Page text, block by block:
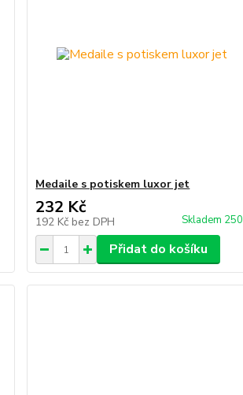
Medaile s potiskem luxor jet
232 Kč
192 Kč bez DPH Skladem 250
Přidat do košíku